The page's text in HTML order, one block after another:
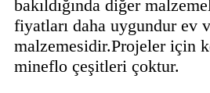
bakıldığında diğer
fiyatları daha uygundur ev
malzemesidir.Projeler için
mineflo çeşitleri çoktur.